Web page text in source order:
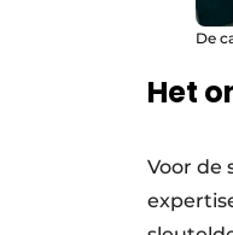
De
Het
Voor de